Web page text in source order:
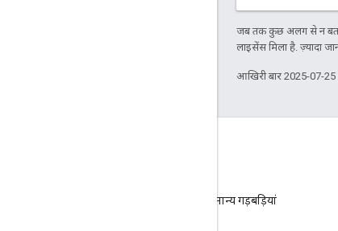
जब तक कुछ अलग से न
लाइसेंस मिला है. ज़्यादा
आखिरी बार 2025-07-
Google Content API for Shopping की सामान्य गड़बड़ियां